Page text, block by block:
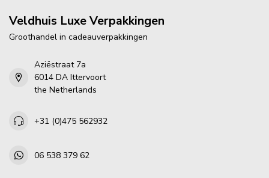
Veldhuis Luxe Verpakkingen
Groothandel in cadeauverpakkingen
Aziëstraat 7a
6014 DA Ittervoort
the Netherlands
+31 (0)475 562932
06 538 379 62